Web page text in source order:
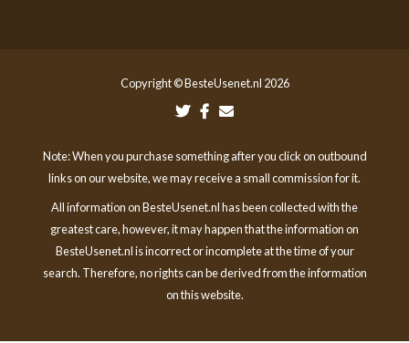
Copyright © BesteUsenet.nl 2026
Note: When you purchase something after you click on outbound
links on our website, we may receive a small commission for it.
All information on BesteUsenet.nl has been collected with the
greatest care, however, it may happen that the information on
BesteUsenet.nl is incorrect or incomplete at the time of your
search. Therefore, no rights can be derived from the information
on this website.